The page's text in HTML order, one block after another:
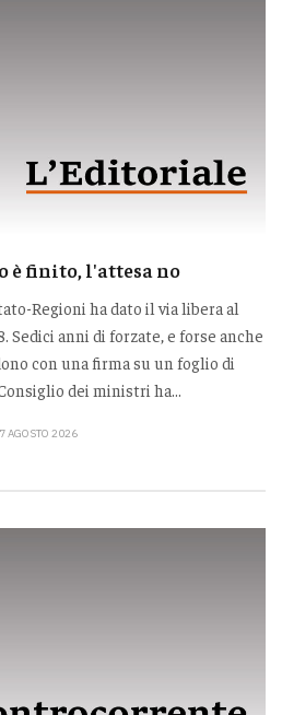
è finito, l'attesa no
Regioni ha dato il via libera al
anni di forzate, e forse anche
con una firma su un foglio di
dei ministri ha...
AGOSTO 2026